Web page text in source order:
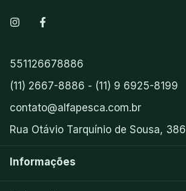
551126678886
(11) 2667-8886 - (11) 9 6925-8199
contato@alfapesca.com.br
Rua Otávio Tarquínio de Sousa, 386
Informações